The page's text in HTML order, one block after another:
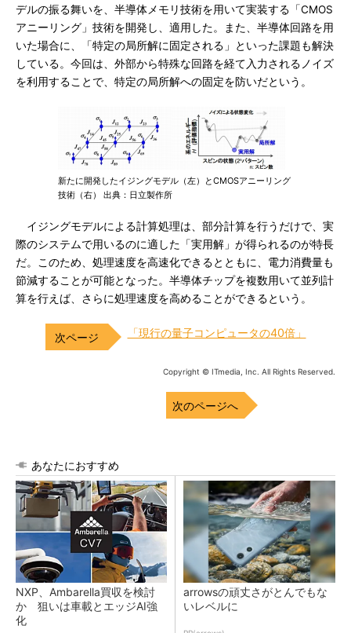
デルの振る舞いを、半導体メモリ技術を用いて実装する「CMOS
アニーリング」技術を開発し、適用した。また、半導体回路を用
いた場合に、「特定の局所解に固定される」といった課題も解決
している。今回は、外部から特殊な回路を経て入力されるノイズ
を利用することで、特定の局所解への固定を防いだという。
新たに開発したイジングモデル（左）とCMOSアニーリング
技術（右） 出典：日立製作所
イジングモデルによる計算処理は、部分計算を行うだけで、実
際のシステムで用いるのに適した「実用解」が得られるのが特長
だ。このため、処理速度を高速化できるとともに、電力消費量も
節減することが可能となった。半導体チップを複数用いて並列計
算を行えば、さらに処理速度を高めることができるという。
「現行の量子コンピュータの40倍」
Copyright © ITmedia, Inc. All Rights Reserved.
次のページへ
あなたにおすすめ
NXP、Ambarella買収を検討
か 狙いは車載とエッジAI強
化
arrowsの頑丈さがとんでもな
いレベルに